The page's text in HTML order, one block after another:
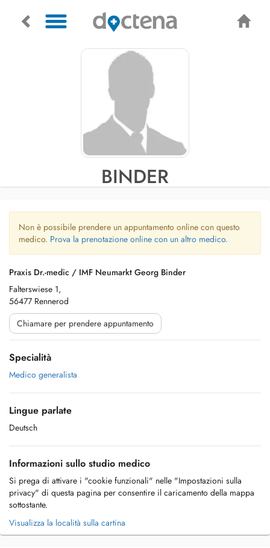
BINDER
Non è possibile prendere un appuntamento online con questo
medico. Prova la prenotazione online con un altro medico.
Praxis Dr.-medic / IMF Neumarkt Georg Binder
Falterswiese 1,
56477 Rennerod
Chiamare per prendere appuntamento
Specialità
Medico generalista
Lingue parlate
Deutsch
Informazioni sullo studio medico
Si prega di attivare i "cookie funzionali" nelle "Impostazioni sulla
privacy" di questa pagina per consentire il caricamento della mappa
sottostante.
Visualizza la località sulla cartina